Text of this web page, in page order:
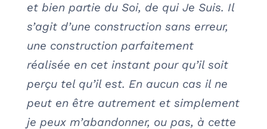
et bien partie du Soi, de qui Je Suis. Il
s’agit d’une construction sans erreur,
une construction parfaitement
réalisée en cet instant pour qu’il soit
perçu tel qu’il est. En aucun cas il ne
peut en être autrement et simplement
je peux m’abandonner, ou pas, à cette